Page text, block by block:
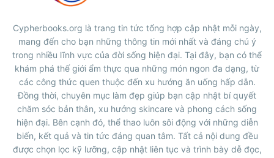
Cypherbooks.org là trang tin tức tổng hợp cập nhật mỗi ngày,
mang đến cho bạn những thông tin mới nhất và đáng chú ý
trong nhiều lĩnh vực của đời sống hiện đại. Tại đây, bạn có thể
khám phá thế giới ẩm thực qua những món ngon đa dạng, từ
các công thức quen thuộc đến xu hướng ăn uống hấp dẫn.
Đồng thời, chuyên mục làm đẹp giúp bạn cập nhật bí quyết
chăm sóc bản thân, xu hướng skincare và phong cách sống
hiện đại. Bên cạnh đó, thể thao luôn sôi động với những diễn
biến, kết quả và tin tức đáng quan tâm. Tất cả nội dung đều
được chọn lọc kỹ lưỡng, cập nhật liên tục và trình bày dễ đọc,